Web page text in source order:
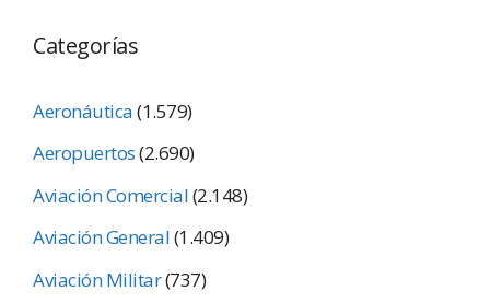
Categorías
Aeronáutica(1.579)
Aeropuertos(2.690)
Aviación Comercial(2.148)
Aviación General(1.409)
Aviación Militar(737)